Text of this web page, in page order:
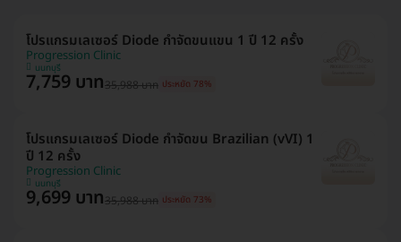
โปรแกรมเลเซอร์ Diode กำจัดขนแขน 1 ปี 12 ครั้ง
Progression Clinic
นนทบุรี
7,759 บาท35,988 บาท ประหยัด 78%
โปรแกรมเลเซอร์ Diode กำจัดขน Brazilian (vVI) 1
ปี 12 ครั้ง
Progression Clinic
นนทบุรี
9,699 บาท35,988 บาท ประหยัด 73%